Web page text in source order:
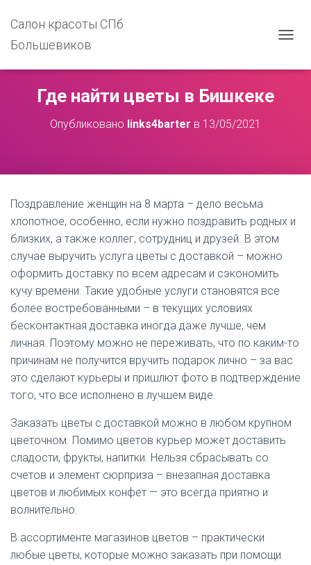
Салон красоты СПб
Большевиков
Р
Ь
В
Где найти цветы в Бишкеке
Опубликовано links4barter в 13/05/2021
Поздравление женщин на 8 марта – дело весьма
хлопотное, особенно, если нужно поздравить родных и
близких, а также коллег, сотрудниц и друзей. В этом
случае выручить услуга цветы с доставкой – можно
оформить доставку по всем адресам и сэкономить
кучу времени. Такие удобные услуги становятся все
более востребованными – в текущих условиях
бесконтактная доставка иногда даже лучше, чем
личная. Поэтому можно не переживать, что по каким-то
причинам не получится вручить подарок лично – за вас
это сделают курьеры и пришлют фото в подтверждение
того, что все исполнено в лучшем виде.
Заказать цветы с доставкой можно в любом крупном
цветочном. Помимо цветов курьер может доставить
сладости, фрукты, напитки. Нельзя сбрасывать со
счетов и элемент сюрприза – внезапная доставка
цветов и любимых конфет — это всегда приятно и
волнительно.
В ассортименте магазинов цветов – практически
любые цветы, которые можно заказать при помощи